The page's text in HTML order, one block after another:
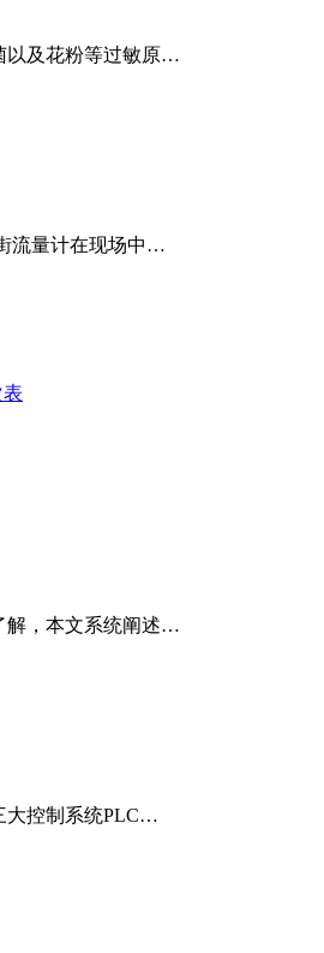
以及花粉等过敏原…
流量计在现场中…
解，本文系统阐述…
大控制系统PLC…